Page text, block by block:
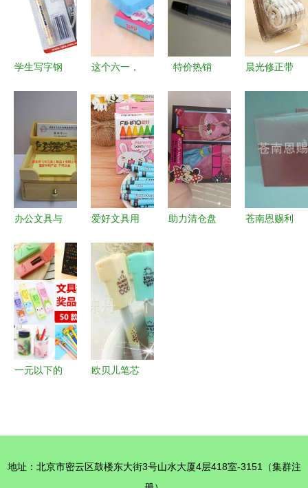
学生写字钢
装钢笔详解
与市场前景
这个六一，
你过——文
具用品批发
让节日更有
意义
特价热销
爱忍者兔中
性笔，8g轻
巧卡通水笔
批发之选
晨光修正带
航
办公文具与
站式批发
解锁企业采
购新选择
爱好文具用
一手批发精
准对接厂家
源头
助力清仓盘
苍南恩赐利
一元以下的
欧贝儿笔芯
地址：北京市密云区鼓楼东大街3号山水大厦4层418室-3151（集群注